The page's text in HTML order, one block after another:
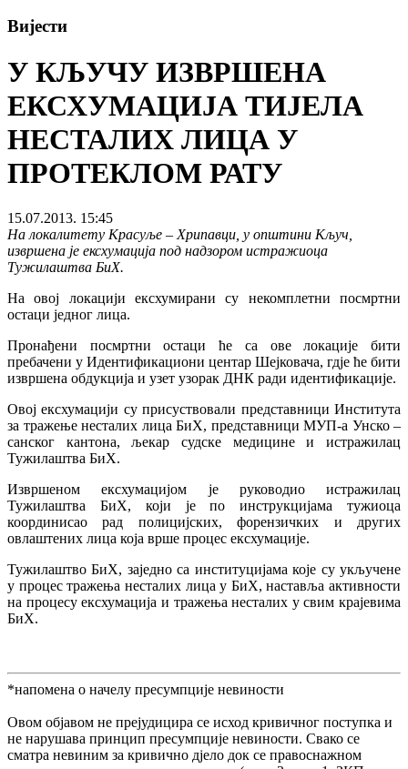
Вијести
У КЉУЧУ ИЗВРШЕНА
ЕКСХУМАЦИЈА ТИЈЕЛА
НЕСТАЛИХ ЛИЦА У
ПРОТЕКЛОМ РАТУ
15.07.2013. 15:45
На локалитету Красуље – Хрипавци, у општини Кључ,
извршена је ексхумација под надзором истражиоца
Тужилаштва БиХ.
На овој локацији ексхумирани су некомплетни посмртни
остаци једног лица.
Пронађени посмртни остаци ће са ове локације бити
пребачени у Идентификациони центар Шејковача, гдје ће бити
извршена обдукција и узет узорак ДНК ради идентификације.
Овој ексхумацији су присуствовали представници Института
за тражење несталих лица БиХ, представници МУП-а Унско –
санског кантона, љекар судске медицине и истражилац
Тужилаштва БиХ.
Извршеном ексхумацијом је руководио истражилац
Тужилаштва БиХ, који је по инструкцијама тужиоца
координисао рад полицијских, форензичких и других
овлаштених лица која врше процес ексхумације.
Тужилаштво БиХ, заједно са институцијама које су укључене
у процес тражења несталих лица у БиХ, наставља активности
на процесу ексхумација и тражења несталих у свим крајевима
БиХ.
*напомена о начелу пресумпције невиности
Овом објавом не прејудицира се исход кривичног поступка и
не нарушава принцип пресумпције невиности. Свако се
сматра невиним за кривично дјело док се правоснажном